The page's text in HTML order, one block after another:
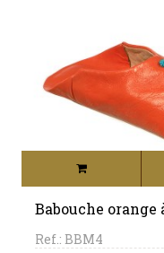
Babouche orange
Ref.: BBM4